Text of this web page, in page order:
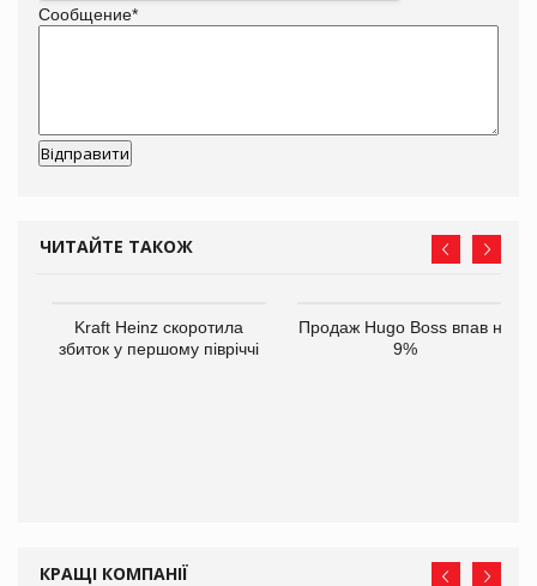
Сообщение*
ЧИТАЙТЕ ТАКОЖ
Kraft Heinz скоротила
збиток у першому півріччі
Продаж Hugo Boss впав на
9%
КРАЩІ КОМПАНІЇ